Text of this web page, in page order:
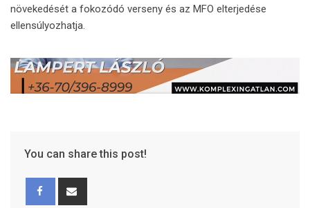
növekedését a fokozódó verseny és az MFO elterjedése
ellensúlyozhatja.
You can share this post!